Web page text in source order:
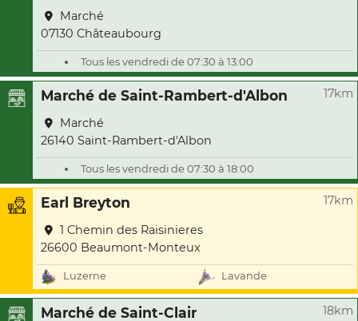
Marché
07130 Châteaubourg
Tous les vendredi de 07:30 à 13:00
Marché de Saint-Rambert-d'Albon 17km
Marché
26140 Saint-Rambert-d'Albon
Tous les vendredi de 07:30 à 18:00
Earl Breyton 17km
1 Chemin des Raisinieres
26600 Beaumont-Monteux
Luzerne Lavande
Marché de Saint-Clair 18km